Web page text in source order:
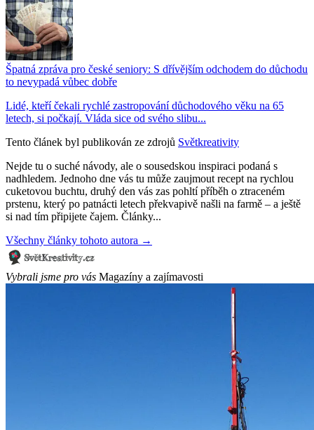
Špatná zpráva pro české seniory: S dřívějším odchodem do důchodu
to nevypadá vůbec dobře
Lidé, kteří čekali rychlé zastropování důchodového věku na 65
letech, si počkají. Vláda sice od svého slibu...
Tento článek byl publikován ze zdrojů Světkreativity
Nejde tu o suché návody, ale o sousedskou inspiraci podaná s
nadhledem. Jednoho dne vás tu může zaujmout recept na rychlou
cuketovou buchtu, druhý den vás zas pohltí příběh o ztraceném
prstenu, který po patnácti letech překvapivě našli na farmě – a ještě
si nad tím připijete čajem. Články...
Všechny články tohoto autora →
Vybrali jsme pro vás Magazíny a zajímavosti